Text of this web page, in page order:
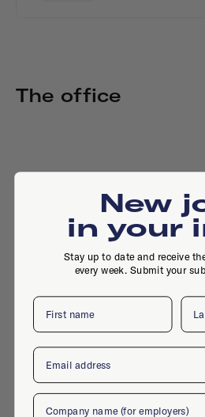
The office
New
in your
Stay up to date and receive
every week. Submit your
First name Last
Email
Company